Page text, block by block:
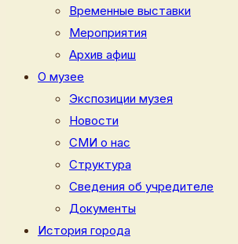
ВЕБ-
Временные выставки
Мероприятия
Архив афиш
О музее
Экспозиции музея
Новости
СМИ о нас
Структура
Сведения об учредителе
Документы
История города